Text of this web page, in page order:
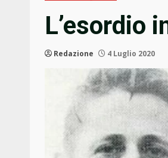
L’esordio
Redazione 4 Luglio 2020